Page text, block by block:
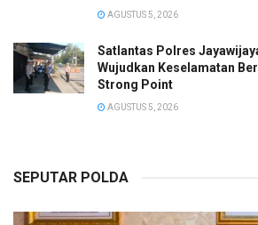
AGUSTUS 5, 2026
Satlantas Polres
Wujudkan Keselamatan
Strong Point
AGUSTUS 5, 2026
SEPUTAR POLDA